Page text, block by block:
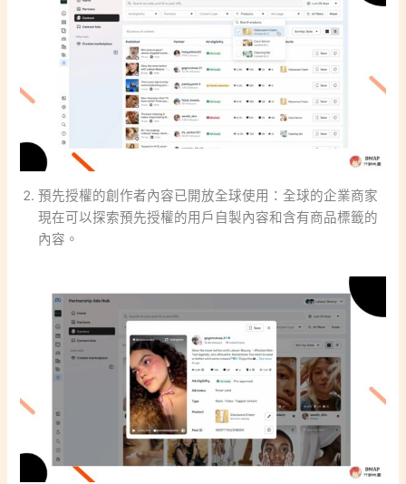
預先授權的創作者內容已開放全球使用：全球的企業商家
現在可以探索預先授權的用戶自製內容和含有商品標籤的
內容。